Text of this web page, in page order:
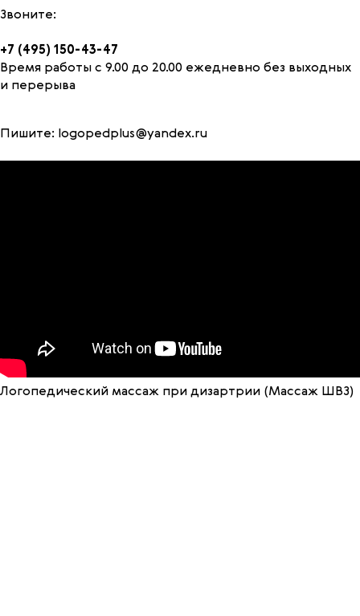
Звоните:
+7 (495) 150-43-47
Время работы с 9.00 до 20.00 ежедневно без выходных
и перерыва
Пишите: logopedplus@yandex.ru
Логопедический массаж при дизартрии (Массаж ШВЗ)